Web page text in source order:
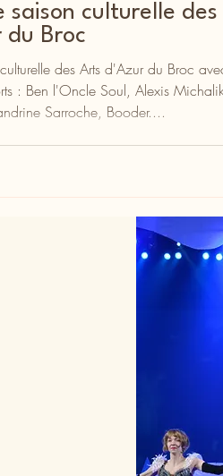
saison culturelle des
du Broc
des Arts d'Azur du Broc
: Ben l'Oncle Soul, Alexis
Sarroche, Booder....